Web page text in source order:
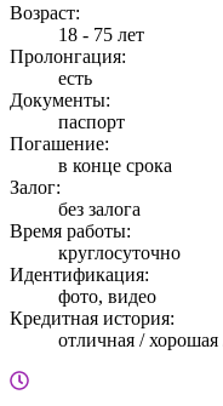
Возраст:
18 - 75 лет
Пролонгация:
есть
Документы:
паспорт
Погашение:
в конце срока
Залог:
без залога
Время работы:
круглосуточно
Идентификация:
фото, видео
Кредитная история:
отличная / хорошая